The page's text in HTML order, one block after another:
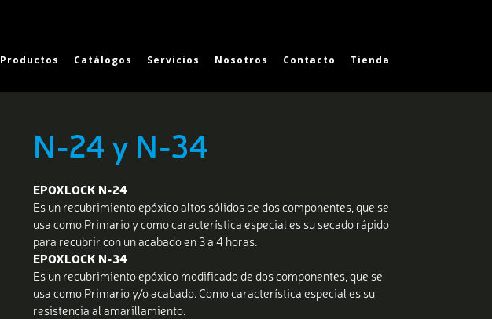
Productos Catálogos Servicios Nosotros Contacto Tienda
N-24 y N-34
EPOXLOCK N-24
Es un recubrimiento epóxico altos sólidos de dos componentes, que se
usa como Primario y como característica especial es su secado rápido
para recubrir con un acabado en 3 a 4 horas.
EPOXLOCK N-34
Es un recubrimiento epóxico modificado de dos componentes, que se
usa como Primario y/o acabado. Como característica especial es su
resistencia al amarillamiento.